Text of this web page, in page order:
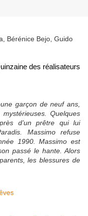
Bérénice Bejo, Guido
des réalisateurs
garçon de neuf ans,
Quelques
d’un prêtre qui lui
Massimo refuse
1990. Massimo est
passé le hante. Alors
les blessures de